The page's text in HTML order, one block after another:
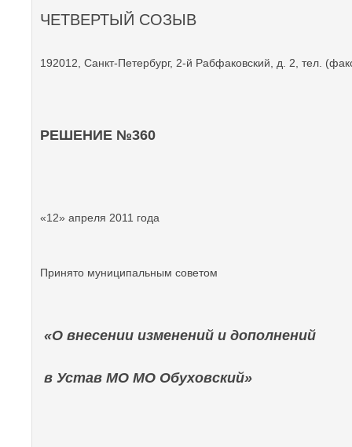
ЧЕТВЕРТЫЙ СОЗЫВ
192012, Санкт-Петербург, 2-й Рабфаковский, д. 2, тел.
РЕШЕНИЕ №360
«12» апреля 2011 года
Принято муниципальным советом
«О внесении изменений и дополнений
в Устав МО МО Обуховский»